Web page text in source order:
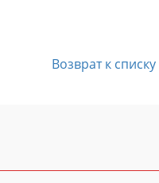
Возврат к списку